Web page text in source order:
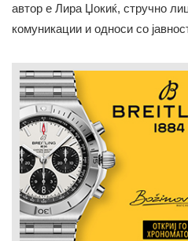
автор е Лира Џокиќ, стручно
комуникации и односи со